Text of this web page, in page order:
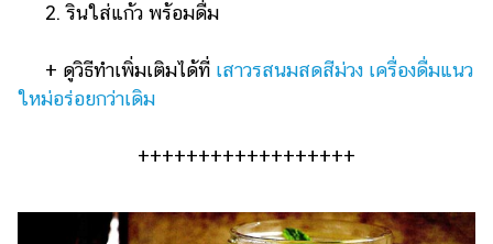
2. รินใส่แก้ว พร้อมดื่ม
+ ดูวิธีทำเพิ่มเติมได้ที่ เสาวรสนมสดสีม่วง เครื่องดื่มแนว
ใหม่อร่อยกว่าเดิม
++++++++++++++++++